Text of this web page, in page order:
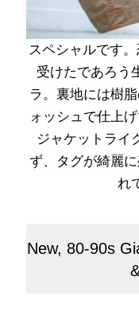
スペシャルです
受けたであろう
ラ。裏地には樹
ォッシュで仕上
ジャケットライ
ず、タグが綺麗
れ
New, 80-90s